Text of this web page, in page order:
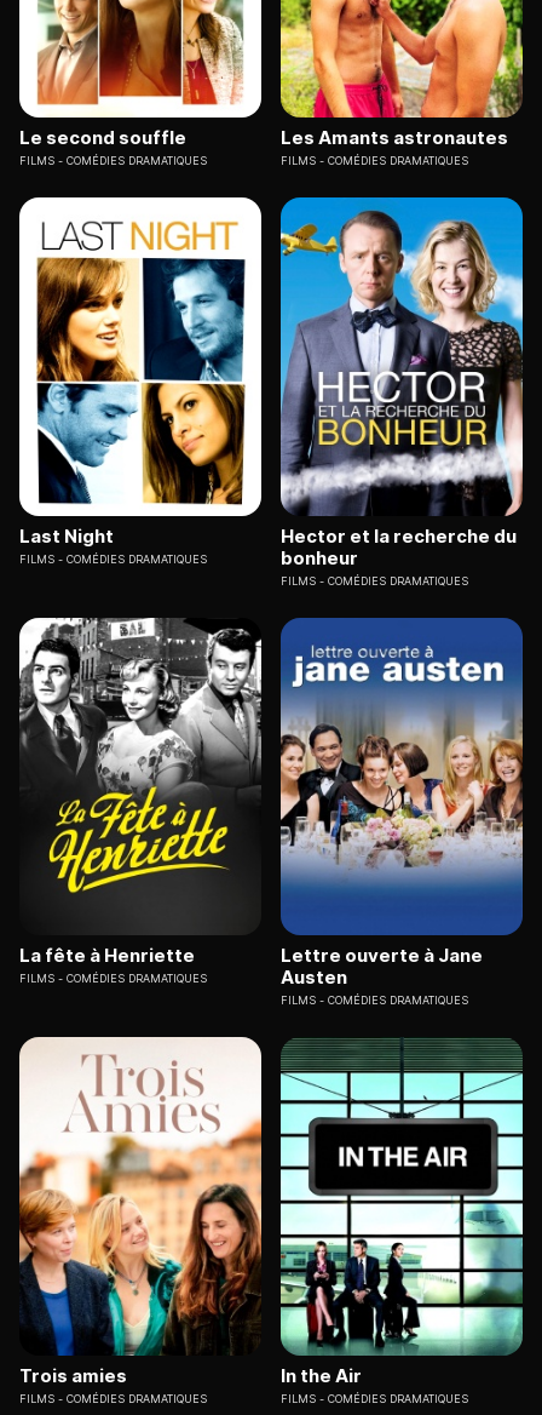
Le second souffle
FILMS COMÉDIES DRAMATIQUES
Les Amants astronautes
FILMS COMÉDIES DRAMATIQUES
Last Night
FILMS COMÉDIES DRAMATIQUES
Hector et la recherche du
bonheur
FILMS COMÉDIES DRAMATIQUES
La fête à Henriette
FILMS COMÉDIES DRAMATIQUES
Lettre ouverte à Jane
Austen
FILMS COMÉDIES DRAMATIQUES
Trois amies
FILMS COMÉDIES DRAMATIQUES
In the Air
FILMS COMÉDIES DRAMATIQUES